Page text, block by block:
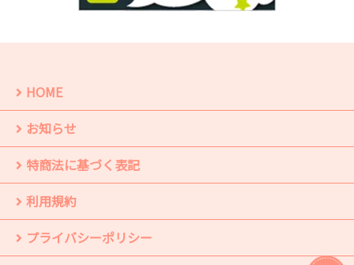
HOME
お知らせ
特商法に基づく表記
利用規約
プライバシーポリシー